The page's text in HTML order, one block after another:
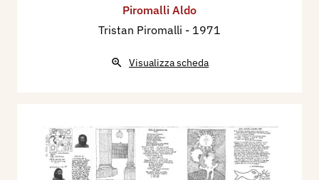
Piromalli Aldo
Tristan Piromalli - 1971
Visualizza scheda